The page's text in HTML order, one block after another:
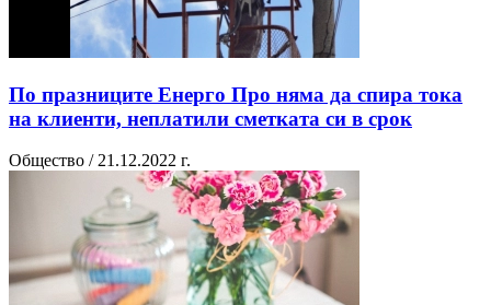
По празниците Енерго Про няма да спира тока
на клиенти, неплатили сметката си в срок
Общество / 21.12.2022 г.